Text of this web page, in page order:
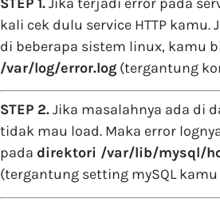
kali cek dulu service HTTP
di beberapa sistem linux, kamu
/var/log/error.log (tergantung
STEP 2.Jika masalahnya ada di
tidak mau load. Maka error
pada direktori /var/lib/mysql/
(tergantung setting mySQL